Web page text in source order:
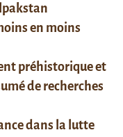
en moins
préhistorique et
de recherches
dans la lutte